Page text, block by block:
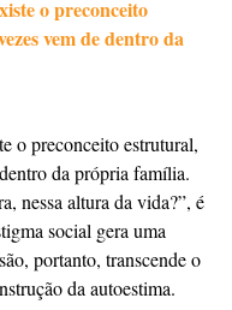
o preconceito
vem de dentro da
o preconceito estrutural,
da própria família.
nessa altura da vida?”, é
social gera uma
portanto, transcende o
da autoestima.